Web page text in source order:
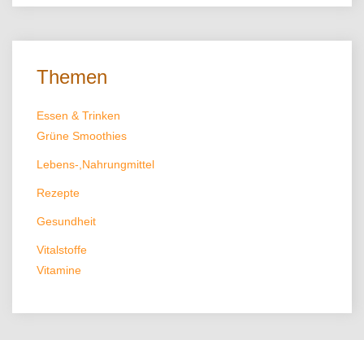
Themen
Essen & Trinken
Grüne Smoothies
Lebens-,Nahrungmittel
Rezepte
Gesundheit
Vitalstoffe
Vitamine